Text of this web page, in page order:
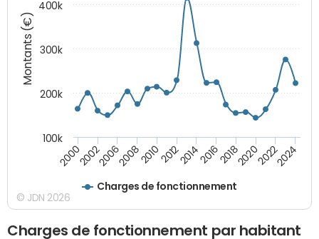
Montants (€)
Charges de fonctionnement
200020022006200820102012201420162018202020222024
100k
200k
300k
400k
© JDN 2026
Charges de fonctionnement par habitant